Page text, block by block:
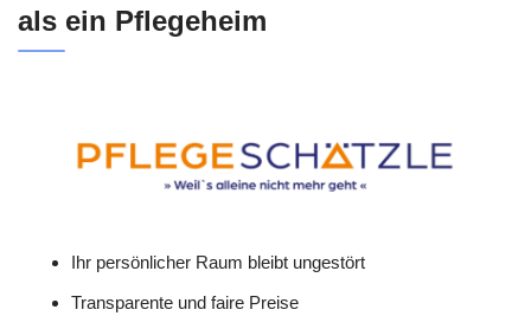
als ein Pflegeheim
Ihr persönlicher Raum bleibt ungestört
Transparente und faire Preise